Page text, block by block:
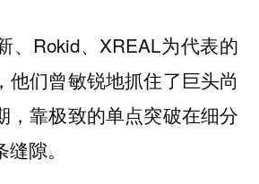
、Rokid、XREAL为代表的
他们曾敏锐地抓住了巨头尚
，靠极致的单点突破在细分
隙。